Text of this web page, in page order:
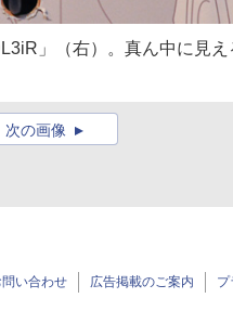
」（右）。真ん中に見
次の画像
問い合わせ 広告掲載のご案内 プ